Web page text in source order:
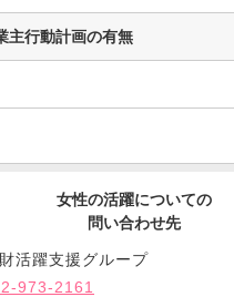
主行動計画の有無
女性の活躍についての
問い合わせ先
活躍支援グループ
2161